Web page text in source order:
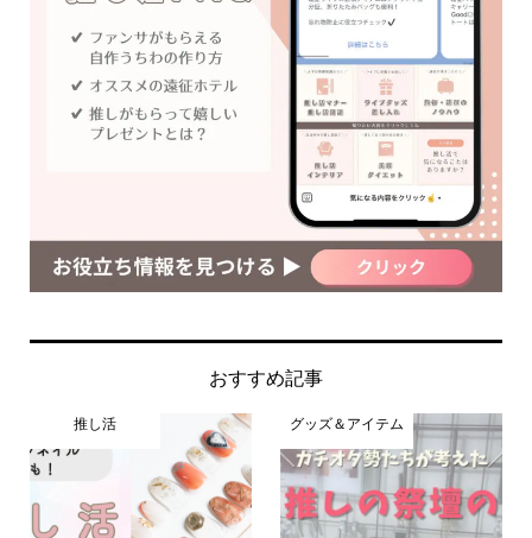
おすすめ記事
推し活 グッズ＆アイテム